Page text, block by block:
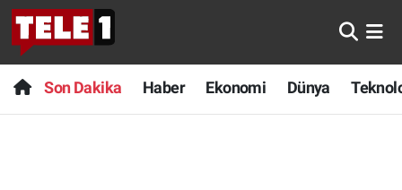
Son Dakika Haber Ekonomi Dünya
Anında Manşet
Başka Sohbetler
Son Dakika
Haber
Nöbetçi Eczaneler
Hava Durumu